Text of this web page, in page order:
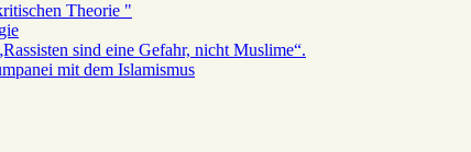
Theorie "
sind eine Gefahr, nicht Muslime“.
mit dem Islamismus